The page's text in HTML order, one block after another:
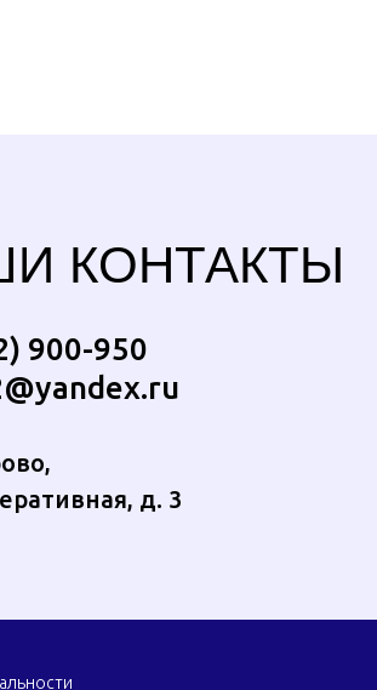
КОНТАКТЫ
900-950
д. 3